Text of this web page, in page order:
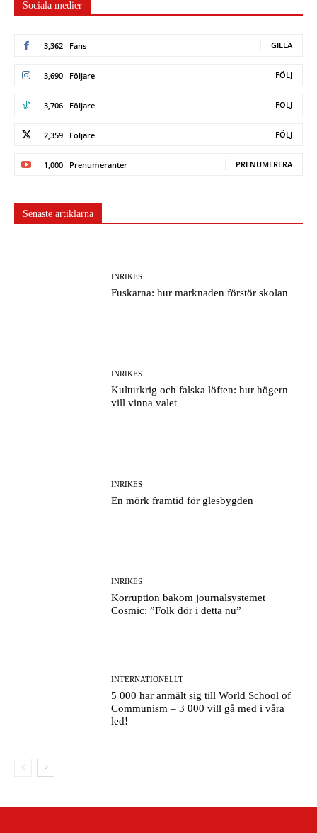
Sociala medier
3,362 Fans GILLA
3,690 Följare FÖLJ
3,706 Följare FÖLJ
2,359 Följare FÖLJ
1,000 Prenumeranter PRENUMERERA
Senaste artiklarna
INRIKES
Fuskarna: hur marknaden förstör skolan
INRIKES
Kulturkrig och falska löften: hur högern
vill vinna valet
INRIKES
En mörk framtid för glesbygden
INRIKES
Korruption bakom journalsystemet
Cosmic: ”Folk dör i detta nu”
INTERNATIONELLT
5 000 har anmält sig till World School of
Communism – 3 000 vill gå med i våra
led!